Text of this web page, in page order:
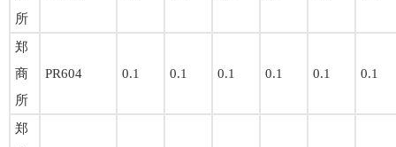
所
郑
商
所
PR604 0.1 0.1 0.1 0.1 0.1 0.1
郑